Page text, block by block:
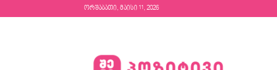
ორშაბათი, მაისი 11, 2026